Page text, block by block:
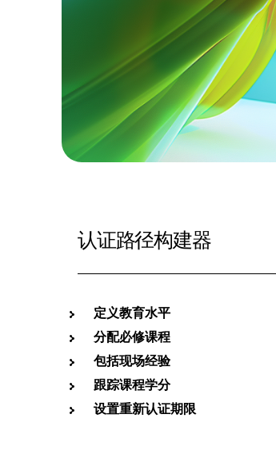
认证路径构建器
定义教育水平
分配必修课程
包括现场经验
跟踪课程学分
设置重新认证期限